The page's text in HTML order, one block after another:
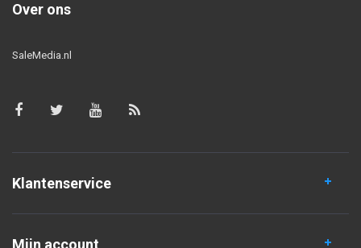
Over ons
SaleMedia.nl
Klantenservice
Mijn account